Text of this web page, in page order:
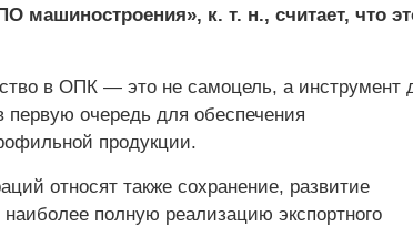
машиностроения», к. т. н., считает, что
в ОПК — это не самоцель, а инструмент
очередь для обеспечения
продукции.
относят также сохранение, развитие
полную реализацию экспортного